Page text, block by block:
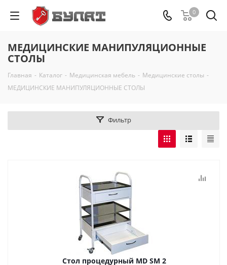
0
МЕДИЦИНСКИЕ МАНИПУЛЯЦИОННЫЕ
СТОЛЫ
Главная - Каталог - Медицинская мебель - Медицинские столы -
МЕДИЦИНСКИЕ МАНИПУЛЯЦИОННЫЕ СТОЛЫ
Фильтр
Стол процедурный MD SM 2